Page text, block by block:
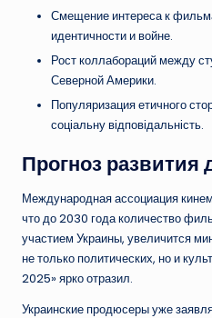
Смещение интереса к
идентичности и войне.
Рост коллабораций между
Северной Америки.
Популяризация етичного
соціальну відповідальність.
Прогноз развития
Международная ассоциация
что до 2030 года количество
участием Украины, увеличится
не только политических, но и
2025» ярко отразил.
Украинские продюсеры уже